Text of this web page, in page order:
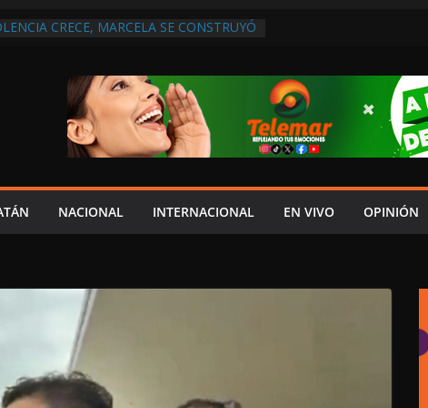
CRECE, MARCELA SE CONSTRUYÓ
EMPLEOS
NO PAGA A PROVEEDORES, PEMEX LA
HAY UN PROYECTO PARA
CULTURAL MULTIFUNCIONAL EN EL
MÉDICA PARA FIJAR
RESPONSABLE DEL ACCIDENTE
NACIONAL INTERNACIONAL EN VIVO OPINIÓN